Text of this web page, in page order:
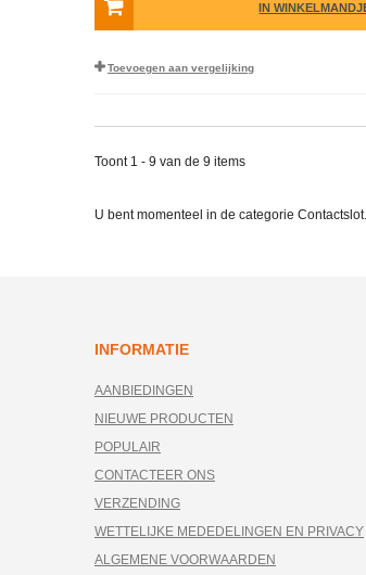
IN
Toevoegen aan vergelijking
Toont 1 - 9 van de 9 items
U bent momenteel in de categorie
INFORMATIE
AANBIEDINGEN
NIEUWE PRODUCTEN
POPULAIR
CONTACTEER ONS
VERZENDING
WETTELIJKE MEDEDELINGEN EN PRIVACY
ALGEMENE VOORWAARDEN